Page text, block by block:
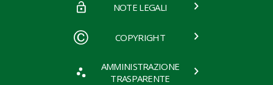
NOTE LEGALI
COPYRIGHT
AMMINISTRAZIONE
TRASPARENTE